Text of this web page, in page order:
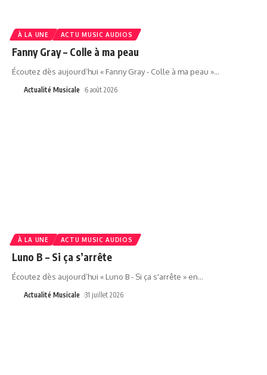
À LA UNE ACTU MUSIC AUDIOS
Fanny Gray – Colle à ma peau
Écoutez dès aujourd’hui « Fanny Gray - Colle à ma peau »…
Actualité Musicale 6 août 2026
À LA UNE ACTU MUSIC AUDIOS
Luno B – Si ça s’arrête
Écoutez dès aujourd’hui « Luno B - Si ça s'arrête » en…
Actualité Musicale 31 juillet 2026